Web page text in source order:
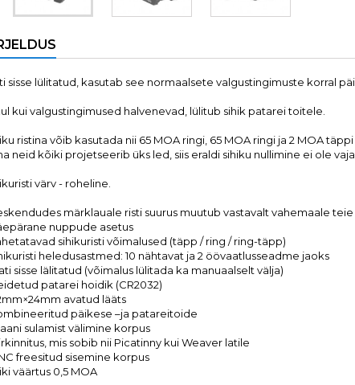
sisse lülitatud, kasutab see normaalsete valgustingimuste korral
kui valgustingimused halvenevad, lülitub sihik patarei toitele.
ristina võib kasutada nii 65 MOA ringi, 65 MOA ringi ja 2 MOA
neid kõiki projetseerib üks led, siis eraldi sihiku nullimine ei ole
värv - roheline.
märklauale risti suurus muutub vastavalt vahemaale
nuppude asetus
sihikuristi võimalused (täpp / ring / ring-täpp)
heledusastmed: 10 nähtavat ja 2 öövaatlusseadme jaoks
sisse lälitatud (võimalus lülitada ka manuaalselt välja)
patarei hoidik (CR2032)
avatud lääts
päikese –ja patareitoide
sulamist välimine korpus
mis sobib nii Picatinny kui Weaver latile
freesitud sisemine korpus
väärtus 0,5 MOA